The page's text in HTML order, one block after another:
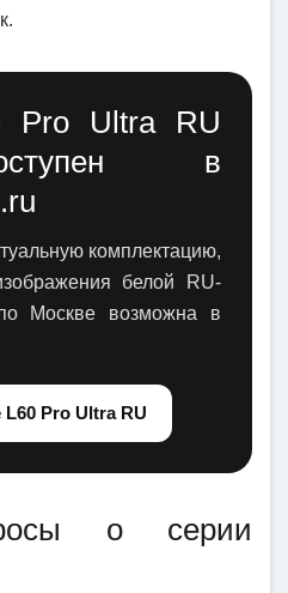
Pro Ultra RU
в
комплектацию,
белой RU-
Москве возможна в
L60 Pro Ultra RU
о серии